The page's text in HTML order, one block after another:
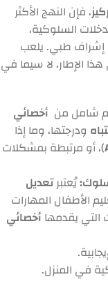
، فإن النهج الأكثر
السلوكية،
إشراف طبي. يلعب
الإطار، لا سيما في
شامل من أخصائي
ودرجتها، وما إذا
)، أو مرتبطة بمشكلات
يُعتبرتعديل
الأطفال المهارات
التي يقدمها أخصائي
في المنزل.